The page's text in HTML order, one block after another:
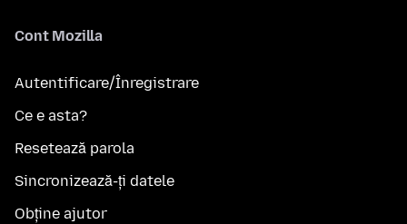
Cont Mozilla
Autentificare/Înregistrare
Ce e asta?
Resetează parola
Sincronizează-ți datele
Obține ajutor